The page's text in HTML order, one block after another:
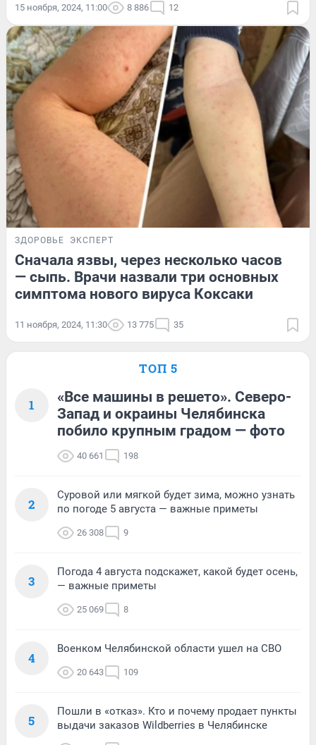
15 ноября, 2024, 11:00 8 886 12
ЗДОРОВЬЕ ЭКСПЕРТ
Сначала язвы, через несколько часов
— сыпь. Врачи назвали три основных
симптома нового вируса Коксаки
11 ноября, 2024, 11:30 13 775 35
ТОП 5
1
«Все машины в решето». Северо-
Запад и окраины Челябинска
побило крупным градом — фото
40 661 198
2
Суровой или мягкой будет зима, можно узнать
по погоде 5 августа — важные приметы
26 308 9
3
Погода 4 августа подскажет, какой будет осень,
— важные приметы
25 069 8
4
Военком Челябинской области ушел на СВО
20 643 109
5
Пошли в «отказ». Кто и почему продает пункты
выдачи заказов Wildberries в Челябинске